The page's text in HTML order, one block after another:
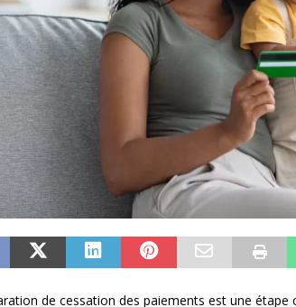
de cessation des paiements est une